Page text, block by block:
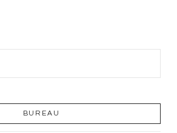
BUREAU